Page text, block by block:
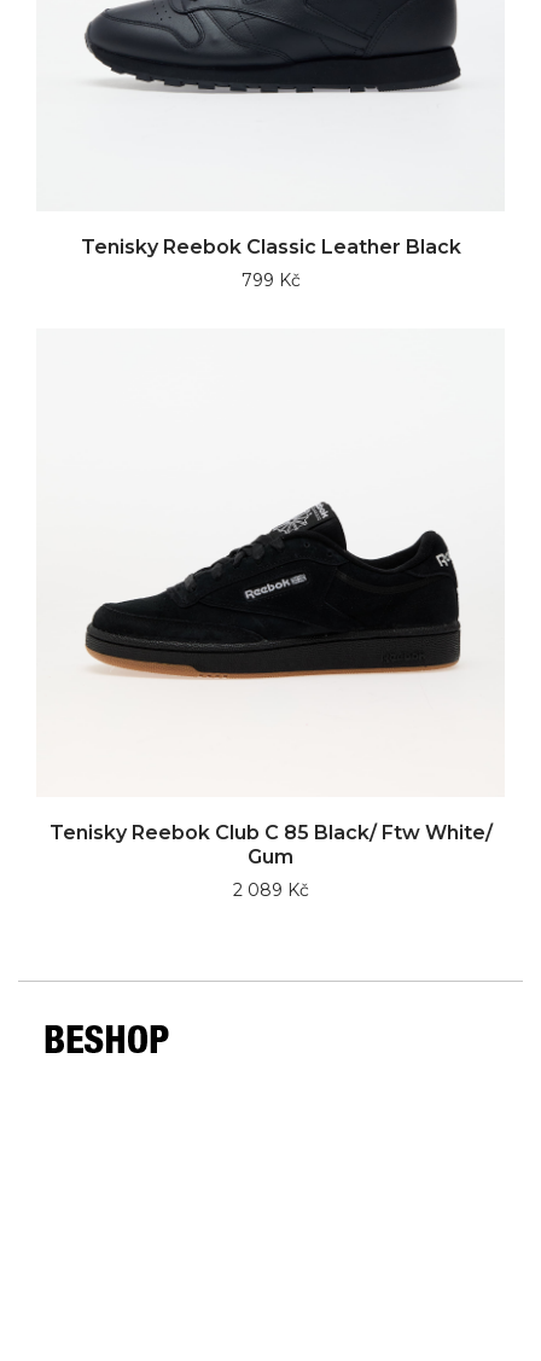
Tenisky Reebok Classic Leather Black
799 Kč
Tenisky Reebok Club C 85 Black/ Ftw White/
Gum
2 089 Kč